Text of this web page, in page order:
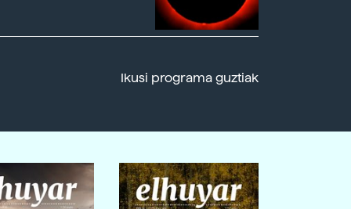
Ikusi programa guztiak